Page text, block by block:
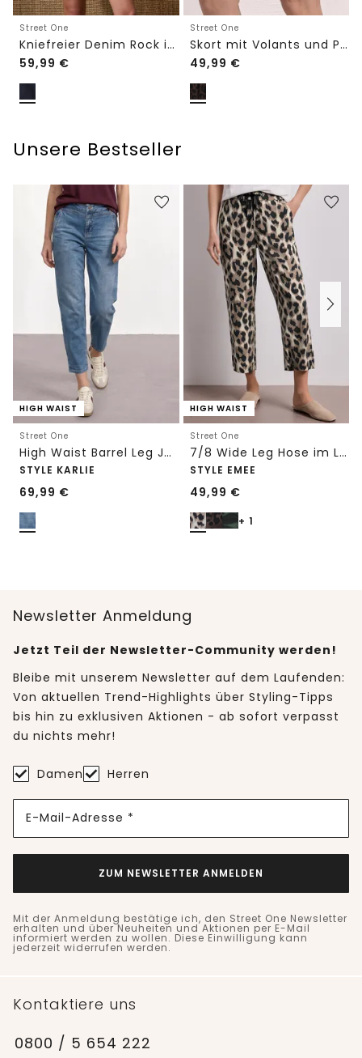
Street One
Kniefreier Denim Rock in Wickeloptik
59,99 €
Street One
Skort mit Volants und Print
49,99 €
Unsere Bestseller
HIGH WAIST
Street One
High Waist Barrel Leg Jeans im Loose Fit
STYLE KARLIE
69,99 €
HIGH WAIST
Street One
7/8 Wide Leg Hose im Loose Fit mit Print
STYLE EMEE
49,99 €
+ 1
Newsletter Anmeldung
Jetzt Teil der Newsletter-Community werden!
Bleibe mit unserem Newsletter auf dem Laufenden:
Von aktuellen Trend-Highlights über Styling-Tipps
bis hin zu exklusiven Aktionen - ab sofort verpasst
du nichts mehr!
Damen Herren
E-Mail-Adresse *
ZUM NEWSLETTER ANMELDEN
Mit der Anmeldung bestätige ich, den Street One Newsletter
erhalten und über Neuheiten und Aktionen per E-Mail
informiert werden zu wollen. Diese Einwilligung kann
jederzeit widerrufen werden.
Kontaktiere uns
0800 / 5 654 222